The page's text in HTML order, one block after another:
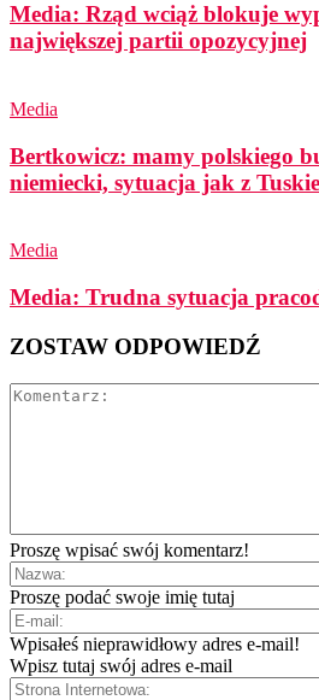
Media: Rząd wciąż blokuje
największej partii opozycyjnej
Media
Bertkowicz: mamy polskiego
niemiecki, sytuacja jak z
Media
Media: Trudna sytuacja
ZOSTAW ODPOWIEDŹ
Proszę wpisać swój komentarz!
Proszę podać swoje imię tutaj
Wpisałeś nieprawidłowy adres e-mail!
Wpisz tutaj swój adres e-mail